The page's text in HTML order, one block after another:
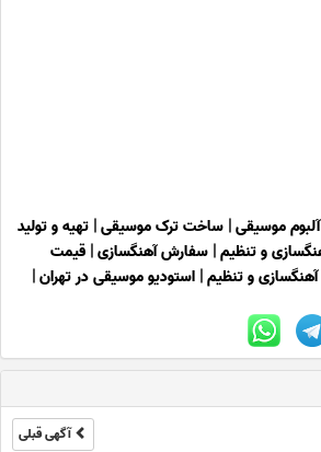
موسیقی| ساخت ترک موسیقی| تهیه و تولید
و تنظیم| سفارش آهنگسازی| قیمت
و تنظیم| استودیو موسیقی در تهران|
آگهی قبلی